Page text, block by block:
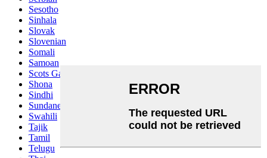
Sesotho
Sinhala
Slovak
Slovenian
Somali
Samoan
Scots Gaelic
Shona
Sindhi
Sundanese
Swahili
Tajik
Tamil
Telugu